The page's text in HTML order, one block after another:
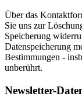
Über das
Sie uns zur
Speicherung
Datenspeicherung
Bestimmungen -
unberührt.
Newsletter-